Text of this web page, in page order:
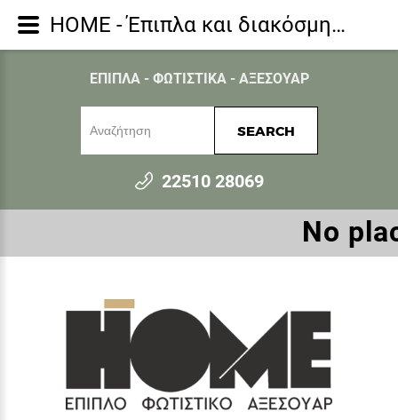
ΕΠΙΠΛΑ - ΦΩΤΙΣΤΙΚΑ - ΑΞΕΣΟΥΑΡ
SEARCH
22510 28069
Νο
HOME - Έπιπλα και διακόσμηση για όλο το σπίτι - Καθρέπτες - AENAOS 70 BLACK ΚΑΘΡΕΠΤΗΣ ΜΑΥΡΟ 70x75cm